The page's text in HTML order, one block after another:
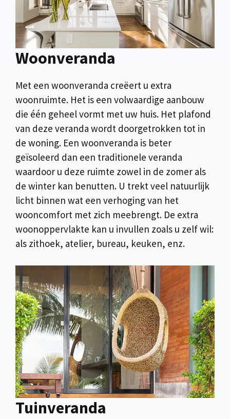
Woonveranda
Met een woonveranda creëert u extra
woonruimte. Het is een volwaardige aanbouw
die één geheel vormt met uw huis. Het plafond
van deze veranda wordt doorgetrokken tot in
de woning. Een woonveranda is beter
geïsoleerd dan een traditionele veranda
waardoor u deze ruimte zowel in de zomer als
de winter kan benutten. U trekt veel natuurlijk
licht binnen wat een verhoging van het
wooncomfort met zich meebrengt. De extra
woonoppervlakte kan u invullen zoals u zelf wil:
als zithoek, atelier, bureau, keuken, enz.
Tuinveranda